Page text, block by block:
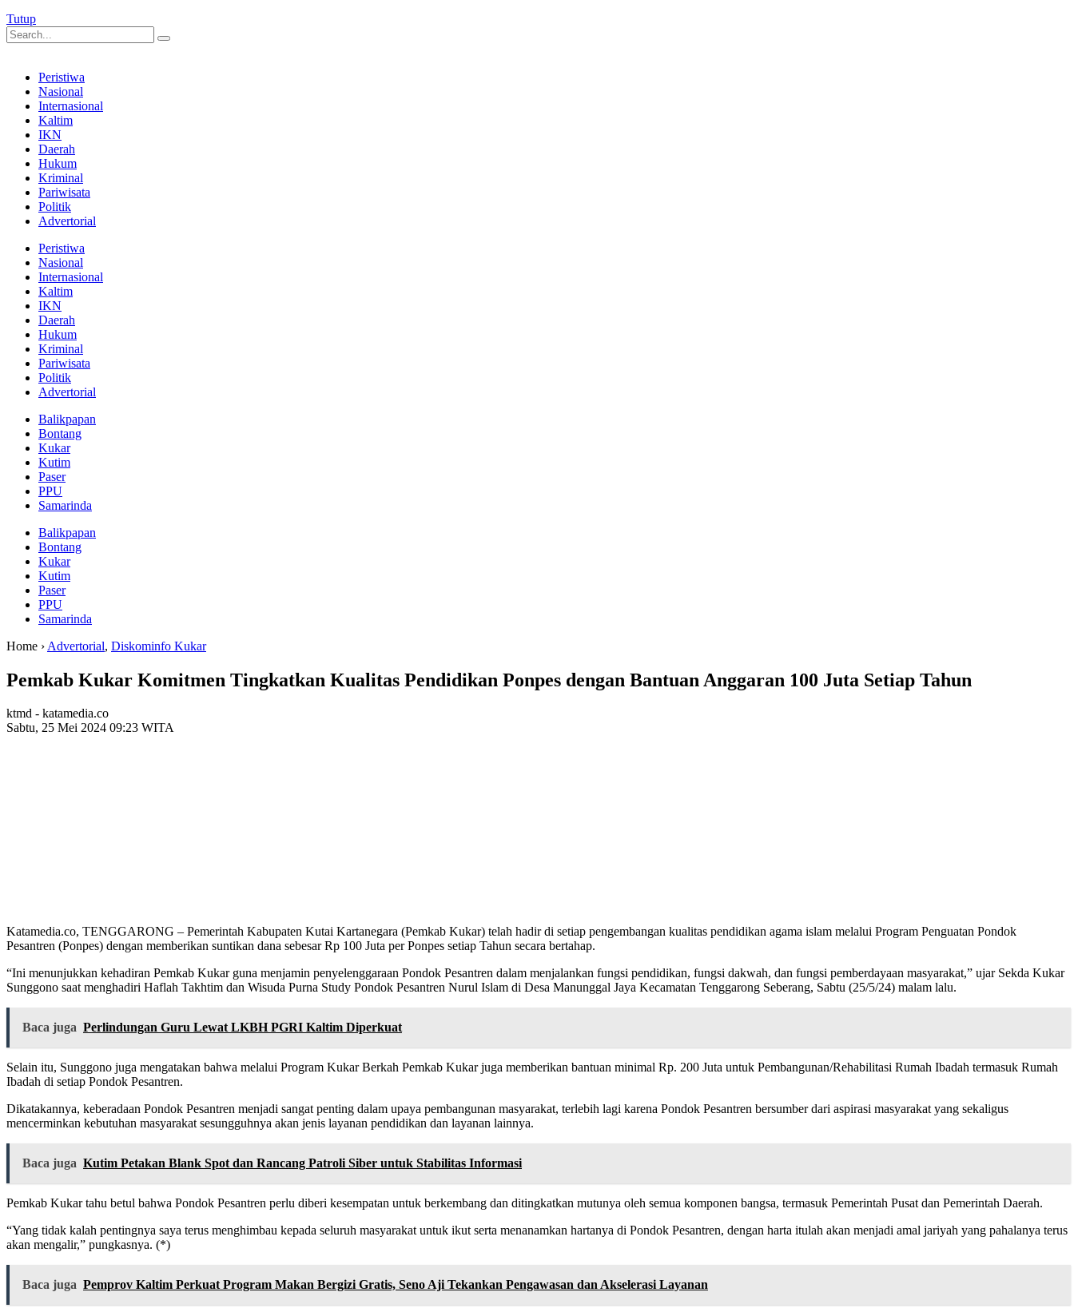
Tutup
Peristiwa
Nasional
Internasional
Kaltim
IKN
Daerah
Hukum
Kriminal
Pariwisata
Politik
Advertorial
Peristiwa
Nasional
Internasional
Kaltim
IKN
Daerah
Hukum
Kriminal
Pariwisata
Politik
Advertorial
Balikpapan
Bontang
Kukar
Kutim
Paser
PPU
Samarinda
Balikpapan
Bontang
Kukar
Kutim
Paser
PPU
Samarinda
Home › Advertorial, Diskominfo Kukar
Pemkab Kukar Komitmen Tingkatkan Kualitas Pendidikan Ponpes dengan Bantuan Anggaran 100 Juta Setiap Tahun
ktmd - katamedia.co
Sabtu, 25 Mei 2024 09:23 WITA
Katamedia.co, TENGGARONG – Pemerintah Kabupaten Kutai Kartanegara (Pemkab Kukar) telah hadir di setiap pengembangan kualitas pendidikan agama islam melalui Program Penguatan Pondok
Pesantren (Ponpes) dengan memberikan suntikan dana sebesar Rp 100 Juta per Ponpes setiap Tahun secara bertahap.
“Ini menunjukkan kehadiran Pemkab Kukar guna menjamin penyelenggaraan Pondok Pesantren dalam menjalankan fungsi pendidikan, fungsi dakwah, dan fungsi pemberdayaan masyarakat,” ujar Sekda Kukar
Sunggono saat menghadiri Haflah Takhtim dan Wisuda Purna Study Pondok Pesantren Nurul Islam di Desa Manunggal Jaya Kecamatan Tenggarong Seberang, Sabtu (25/5/24) malam lalu.
Baca juga Perlindungan Guru Lewat LKBH PGRI Kaltim Diperkuat
Selain itu, Sunggono juga mengatakan bahwa melalui Program Kukar Berkah Pemkab Kukar juga memberikan bantuan minimal Rp. 200 Juta untuk Pembangunan/Rehabilitasi Rumah Ibadah termasuk Rumah
Ibadah di setiap Pondok Pesantren.
Dikatakannya, keberadaan Pondok Pesantren menjadi sangat penting dalam upaya pembangunan masyarakat, terlebih lagi karena Pondok Pesantren bersumber dari aspirasi masyarakat yang sekaligus
mencerminkan kebutuhan masyarakat sesungguhnya akan jenis layanan pendidikan dan layanan lainnya.
Baca juga Kutim Petakan Blank Spot dan Rancang Patroli Siber untuk Stabilitas Informasi
Pemkab Kukar tahu betul bahwa Pondok Pesantren perlu diberi kesempatan untuk berkembang dan ditingkatkan mutunya oleh semua komponen bangsa, termasuk Pemerintah Pusat dan Pemerintah Daerah.
“Yang tidak kalah pentingnya saya terus menghimbau kepada seluruh masyarakat untuk ikut serta menanamkan hartanya di Pondok Pesantren, dengan harta itulah akan menjadi amal jariyah yang pahalanya terus
akan mengalir,” pungkasnya. (*)
Baca juga Pemprov Kaltim Perkuat Program Makan Bergizi Gratis, Seno Aji Tekankan Pengawasan dan Akselerasi Layanan